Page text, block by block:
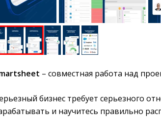
– совместная работа над
бизнес требует серьезного
и научитесь правильно